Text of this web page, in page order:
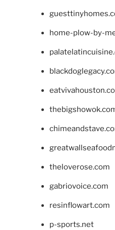
home-plow-by-
theloverose.com
gabriovoice.com
resinflowart.com
p-sports.net